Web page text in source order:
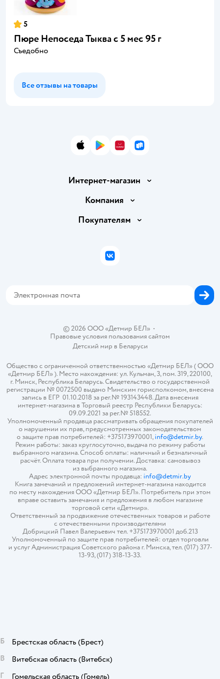
5
Пюре Непоседа Тыква с 5 мес 95 г
Съедобно
Все отзывы на товары
App StoreGoogle Play
AppGallery
RuStore
Интернет-магазин
Доставка и оплата
Правила продажи
Политика использования файлов cookie
Компания
Вакансии
Покупателям
Бонусные карты
© 2026 ООО «Детмир БЕЛ»•
Правовые условия пользования сайтом
Детский мир в Беларуси
Общество с ограниченной ответственностью «Детмир БЕЛ» ( ООО
«Детмир БЕЛ» ). Место нахождения: ул. Кульман, 3, пом. 319, 220100,
г. Минск, Республика Беларусь. Свидетельство о государственной
регистрации № 0072500 выдано Минским горисполкомом, внесена
запись в ЕГР 01.10.2018 за рег.№ 193143448. Дата внесения
интернет-магазина в Торговый реестр Республики Беларусь:
09.09.2021 за рег.№ 518552.
Уполномоченный продавца рассматривать обращения покупателей
о нарушении их прав, предусмотренных законодательством
о защите прав потребителей: +375173970001,info@detmir.by.
Режим работы: заказ круглосуточно, выдача по режиму работы
выбранного магазина. Способ оплаты: наличный и безналичный
расчёт. Оплата товара при получении. Доставка: самовывоз
из выбранного магазина.
Адрес электронной почты продавца: info@detmir.by
Книга замечаний и предложений интернет-магазина находится
по месту нахождения ООО «Детмир БЕЛ». Потребитель при этом
вправе оставить замечания и предложения в любом магазине
торговой сети «Детмир».
Ответственный за продвижение отечественных товаров и работе
с отечественными производителями
Добрицкий Павел Валерьевич тел. +375173970001 доб.213
Уполномоченный по защите прав потребителей: отдел торговли
и услуг Администрация Советского района г. Минска, тел. (017) 377-
13-93, (017) 318-13-33.
ВКонтакте
Б Брестская область (Брест)
В
Витебская область (Витебск)
Г
Гомельская область (Гомель)